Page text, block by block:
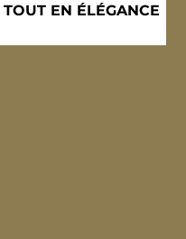
TOUT EN ÉLÉGANCE